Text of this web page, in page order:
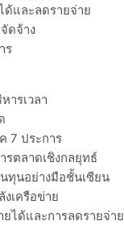
ด้และลดรายจ่าย
ดจ้าง
ร
ารเวลา
7 ประการ
รตลาดเชิงกลยุทธ์
ทุนอย่างมือชั้นเซียน
เครือข่าย
ได้และการลดรายจ่าย